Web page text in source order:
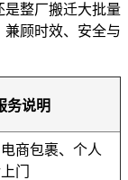
是整厂搬迁大批量
顾时效、安全与
务说明
商包裹、个人
门